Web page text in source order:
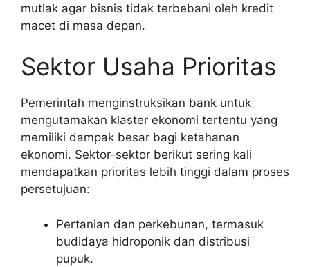
mutlak agar bisnis tidak terbebani oleh kredit
macet di masa depan.
Sektor Usaha Prioritas
Pemerintah menginstruksikan bank untuk
mengutamakan klaster ekonomi tertentu yang
memiliki dampak besar bagi ketahanan
ekonomi. Sektor-sektor berikut sering kali
mendapatkan prioritas lebih tinggi dalam proses
persetujuan:
Pertanian dan perkebunan, termasuk
budidaya hidroponik dan distribusi
pupuk.